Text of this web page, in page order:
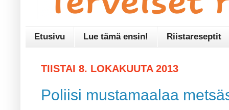
Etusivu Lue tämä ensin! Riistareseptit
TIISTAI 8. LOKAKUUTA 2013
Poliisi mustamaalaa